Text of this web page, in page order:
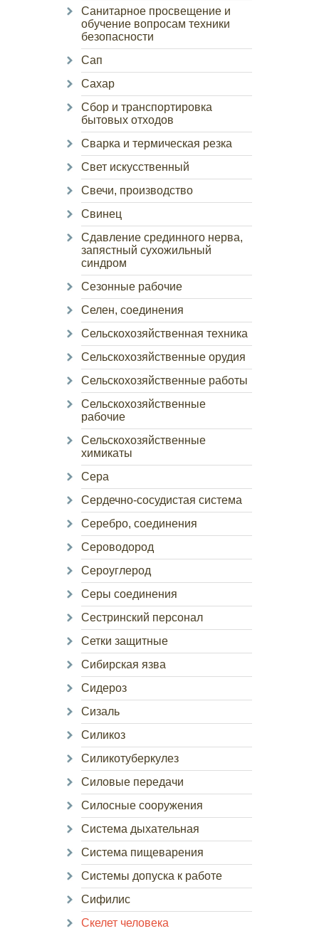
Санитарное просвещение и
обучение вопросам техники
безопасности
Сап
Сахар
Сбор и транспортировка
бытовых отходов
Сварка и термическая резка
Свет искусственный
Свечи, производство
Свинец
Сдавление срединного нерва,
запястный сухожильный
синдром
Сезонные рабочие
Селен, соединения
Сельскохозяйственная техника
Сельскохозяйственные орудия
Сельскохозяйственные работы
Сельскохозяйственные
рабочие
Сельскохозяйственные
химикаты
Сера
Сердечно-сосудистая система
Серебро, соединения
Сероводород
Сероуглерод
Серы соединения
Сестринский персонал
Сетки защитные
Сибирская язва
Сидероз
Сизаль
Силикоз
Силикотуберкулез
Силовые передачи
Силосные сооружения
Система дыхательная
Система пищеварения
Системы допуска к работе
Сифилис
Скелет человека